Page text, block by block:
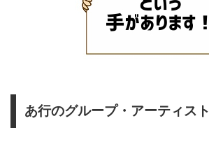
あ行のグループ・アーティスト